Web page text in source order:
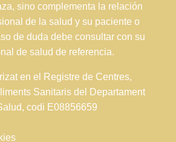
sino complementa la relación
de la salud y su paciente o
de duda debe consultar con su
de salud de referencia.
en el Registre de Centres,
Sanitaris del Departament
codi E08856659